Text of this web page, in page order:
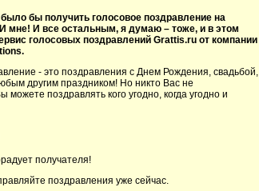
бы получить голосовое поздравление на
мне! И все остальным, я думаю – тоже, и в этом
голосовых поздравлений Grattis.ru от компании
- это поздравления с Днем Рождения, свадьбой,
другим праздником! Но никто Вас не
можете поздравлять кого угодно, когда угодно и
получателя!
поздравления уже сейчас.